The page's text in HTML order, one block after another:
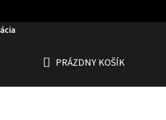
PRÁZDNY KOŠÍK